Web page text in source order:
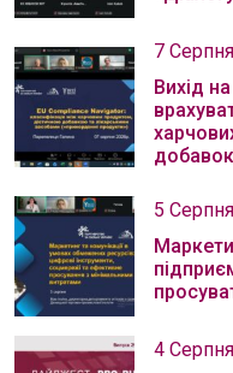
7
Вихід
добавок
5
4